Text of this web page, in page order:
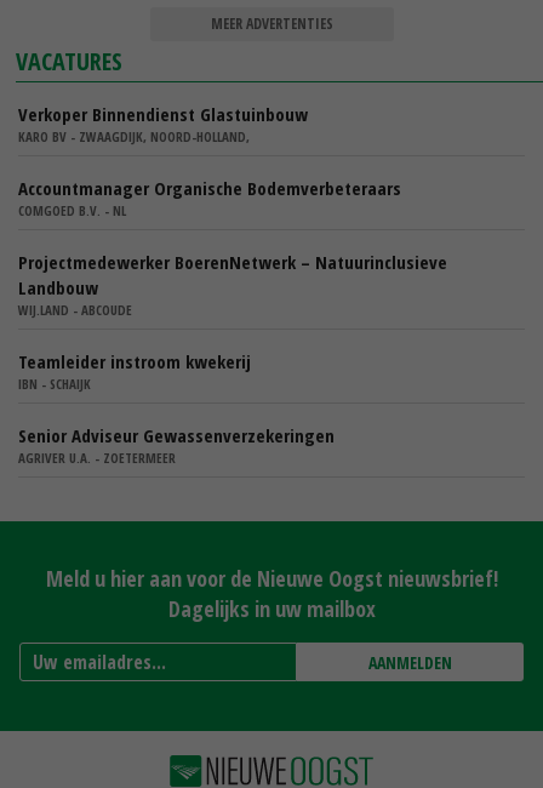
MEER ADVERTENTIES
VACATURES
Verkoper Binnendienst Glastuinbouw
KARO BV - ZWAAGDIJK, NOORD-HOLLAND,
Accountmanager Organische Bodemverbeteraars
COMGOED B.V. - NL
Projectmedewerker BoerenNetwerk – Natuurinclusieve
Landbouw
WIJ.LAND - ABCOUDE
Teamleider instroom kwekerij
IBN - SCHAIJK
Senior Adviseur Gewassenverzekeringen
AGRIVER U.A. - ZOETERMEER
Meld u hier aan voor de Nieuwe Oogst nieuwsbrief!
Dagelijks in uw mailbox
AANMELDEN